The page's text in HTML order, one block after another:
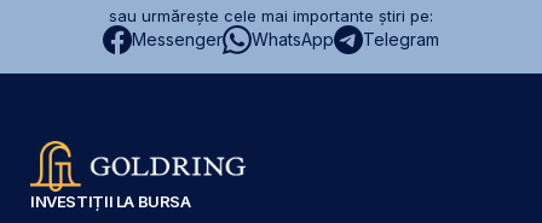
sau urmărește cele mai importante știri pe:
Messenger WhatsApp Telegram
INVESTIȚII LA BURSA